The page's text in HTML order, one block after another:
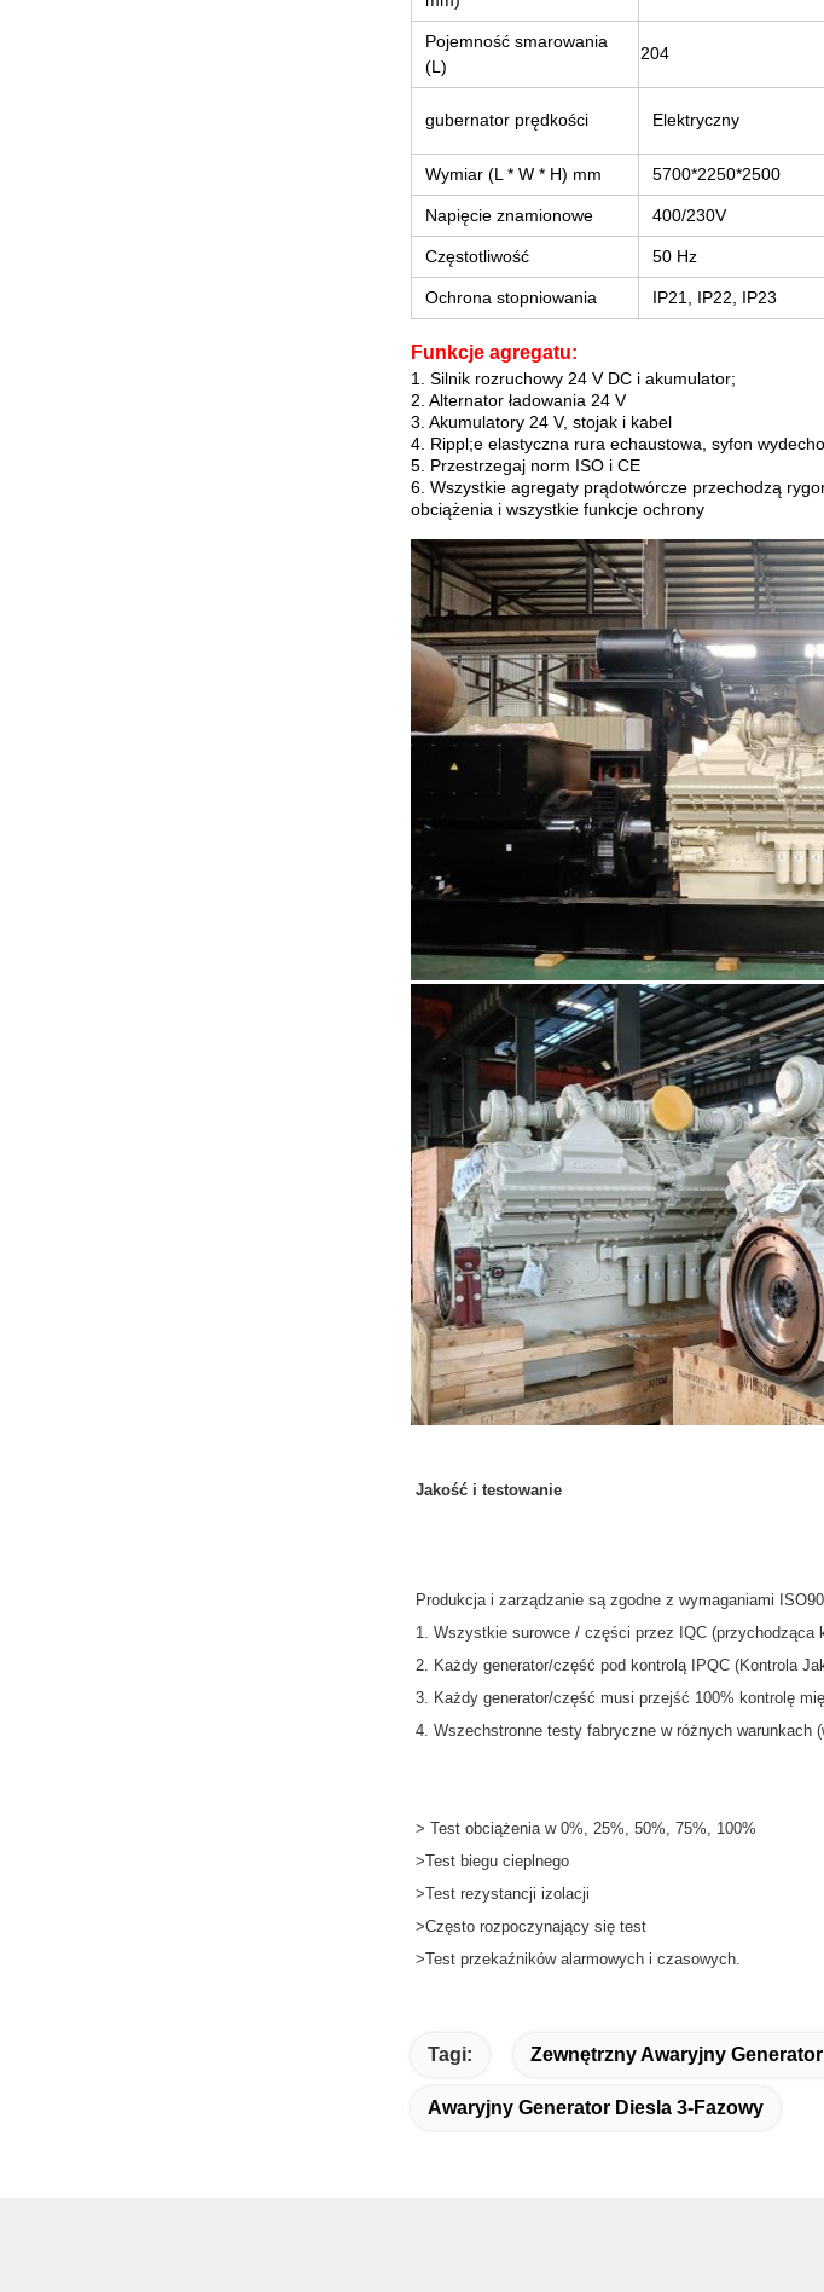
Pojemność smarowania
(L)
204
gubernator prędkości Elektryczny
Wymiar (L * W * H) mm 5700*2250*2500
Napięcie znamionowe 400/230V
Częstotliwość 50 Hz
Ochrona stopniowania IP21, IP22, IP23
Funkcje agregatu:
1. Silnik rozruchowy 24 V DC i akumulator;
2. Alternator ładowania 24 V
3. Akumulatory 24 V, stojak i kabel
4. Rippl;e elastyczna rura echaustowa, syfon
5. Przestrzegaj norm ISO i CE
6. Wszystkie agregaty prądotwórcze przechodzą
obciążenia i wszystkie funkcje ochrony
Jakość i testowanie
Produkcja i zarządzanie są zgodne z wymaganiami
1. Wszystkie surowce / części przez IQC (przychodząca
2. Każdy generator/część pod kontrolą IPQC (Kontrola
3. Każdy generator/część musi przejść 100% kontrolę
4. Wszechstronne testy fabryczne w różnych
> Test obciążenia w 0%, 25%, 50%, 75%, 100%
>Test biegu cieplnego
>Test rezystancji izolacji
>Często rozpoczynający się test
>Test przekaźników alarmowych i czasowych.
Tagi: Zewnętrzny Awaryjny
Awaryjny Generator Diesla 3-Fazowy